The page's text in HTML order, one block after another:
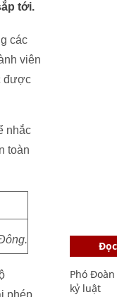
tới.
các
viên
được
nhắc
toàn
phép
Phó
kỷ luật